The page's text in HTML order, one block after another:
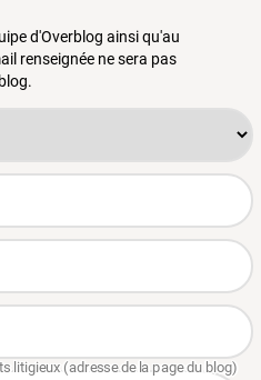
d'Overblog ainsi qu'au
renseignée ne sera pas